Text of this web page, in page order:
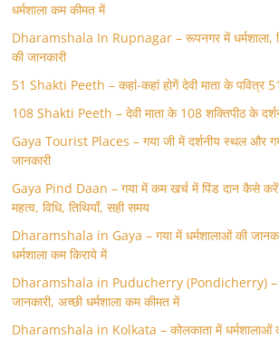
धर्मशाला कम कीमत में
Dharamshala In Rupnagar – रूपनगर में धर्मशाला,
की जानकारी
51 Shakti Peeth – कहां-कहां होगें देवी माता के पवित्र
108 Shakti Peeth – देवी माता के 108 शक्तिपीठ के
Gaya Tourist Places – गया जी में दर्शनीय स्थल और
जानकारी
Gaya Pind Daan – गया में कम खर्च में पिंड दान कैसे करें?
महत्व, विधि, तिथियाँ, सही समय
Dharamshala in Gaya – गया में धर्मशालाओं की
धर्मशाला कम किराये में
Dharamshala in Puducherry (Pondicherry) –
जानकारी, अच्छी धर्मशाला कम कीमत में
Dharamshala in Kolkata – कोलकाता में धर्मशालाओं